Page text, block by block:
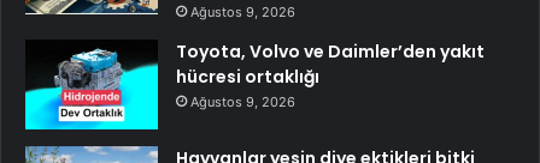
Ağustos 9, 2026
Toyota, Volvo ve Daimler’den yakıt
hücresi ortaklığı
Ağustos 9, 2026
Hayvanlar yesin diye ektikleri bitki